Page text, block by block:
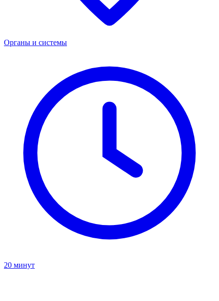
Органы и системы
20 минут